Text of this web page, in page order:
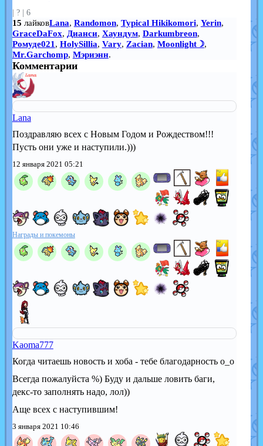
| ? | 6
15 лайковLana, Randomon, Typical Hikikomori, Yerin,
GraceDaFox, Дианси, Хаундум, Darkumbreon,
Ромуде021 , HolySillia, Vary, Zacian, Moonlight☽,
Mr.Garchomp, Мэриэнн.
Комментарии
Lana
Поздравляю всех с Новым Годом и Рождеством!!!
Пусть они уже и наступили.)))
12 января 2021 05:21
Награды и покемоны
Kaoma777
Когда читаешь новость и хоба - тебе благодарность о_о
Всегда пожалуйста %) Буду и дальше ловить баги,
декс-то заполнять надо, лол))
Аще всех с наступившим!
3 января 2021 10:46